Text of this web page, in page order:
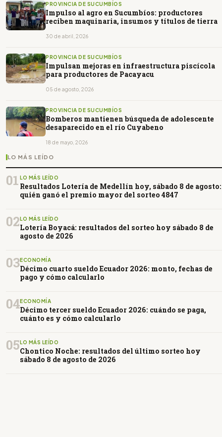
PROVINCIA DE SUCUMBÍOS
Impulso al agro en Sucumbíos: productores
reciben maquinaria, insumos y títulos de tierra
30 de abril, 2026
PROVINCIA DE SUCUMBÍOS
Impulsan mejoras en infraestructura piscícola
para productores de Pacayacu
05 de agosto, 2026
PROVINCIA DE SUCUMBÍOS
Bomberos mantienen búsqueda de adolescente
desaparecido en el río Cuyabeno
18 de mayo, 2026
LO MÁS LEÍDO
01 LO MÁS LEÍDO
Resultados Lotería de Medellín hoy, sábado 8 de agosto:
quién ganó el premio mayor del sorteo 4847
02LO MÁS LEÍDO
Lotería Boyacá: resultados del sorteo hoy sábado 8 de
agosto de 2026
03ECONOMÍA
Décimo cuarto sueldo Ecuador 2026: monto, fechas de
pago y cómo calcularlo
04ECONOMÍA
Décimo tercer sueldo Ecuador 2026: cuándo se paga,
cuánto es y cómo calcularlo
05LO MÁS LEÍDO
Chontico Noche: resultados del último sorteo hoy
sábado 8 de agosto de 2026